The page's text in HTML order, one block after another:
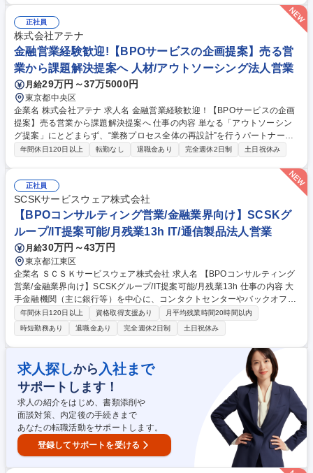
合は初動からAIセールスが対応するケースが多い・営業部の担当先からタ
ーゲティングリストを作成したり、勉強会を実施し、リース営業部をパー
トナーと見立てて効果的な協働ができる体制を構築する・提案の際は内製
開発である点を活かし、顧客の要望によっては導入支援メンバーや開発部
隊と連携してカスタマイズや新機能開発を行う 募集職種 【AIセールス】
システム営業経験者歓迎/注力の自社開発AIプロダクト
正社員
株式会社アテナ
金融営業経験歓迎!【BPOサービスの企画提案】売る営
業から課題解決提案へ 人材/アウトソーシング法人営業
月給29万円～37万5000円
東京都中央区
企業名 株式会社アテナ 求人名 金融営業経験歓迎！【BPOサービスの企画
提案】売る営業から課題解決提案へ 仕事の内容 単なる「アウトソーシン
グ提案」にとどまらず、“業務プロセス全体の再設計”を行うパートナーと
して、顧客の課題を深く理解し、最適なソリューションを描く営業ポジシ
先輩とペア制で担当 既存顧客や新規開拓の法人営業を行っていただきま
す。顧客のニーズ・業務課題をヒアリングし、最適なBPOサービスの企
画・提案を行って頂きます。またプロジェクトの設計や担当部署と連携
し、プロジェクトを成功に導いて頂きます。また顧客との信頼関係を構築
し、長期的に価値を提供して頂きます。 ※提案例：銀行窓販キット発送代
行、請求明細印刷・発送代行 募集職種 金融営業経験歓迎！【BPOサービ
スの企画提案】売る営業から課題解決提案へ
年間休日120日以上 転勤なし 退職金あり 完全週休2日制 土日祝休み
正社員
SCSKサービスウェア株式会社
【BPOコンサルティング営業/金融業界向け】SCSKグ
ループ/IT提案可能/月残業13h IT/通信製品法人営業
月給30万円～43万円
東京都江東区
企業名 ＳＣＳＫサービスウェア株式会社 求人名 【BPOコンサルティング
営業/金融業界向け】SCSKグループ/IT提案可能/月残業13h 仕事の内容 大
手金融機関（主に銀行等）を中心に、コンタクトセンターやバックオフィ
ス業務のアウトソーシング（BPO）およびITを組み合わせた課題解決型の
コンサルティング営業・提案活動をお任せします。 【具体的な業務】■新
規開拓および既存顧客管理・案件醸成 ■課題ヒアリング、提案書・見積書
作成、プレゼン ■売掛金管理等の営業事務 【仕事の魅力】SCSKグループ
のIT技術とBPOを融合した提案が可能。数億円規模の案件を手掛け、日本
の金融インフラを支える達成感を味わえます。入社後1～3か月は先輩社員
の同行からスタートし、OJTでじっくりBPOサービスへの理解を深められ
ます。 募集職種 【BPOコンサルティング営業/金融業界向け】SCSKグル
ープ/IT提案可能/月残業13h
年間休日120日以上 資格取得支援あり
月平均残業時間20時間以内
時短勤務あり
退職金あり 完全週休2日制 土日祝休み
求人探しから 入社まで
サポートします！
求人の紹介をはじめ、書類添削や
面談対策、内定後の手続きまで
あなたの転職活動をサポートします。
登録してサポートを受ける